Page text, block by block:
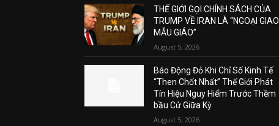
THẾ GIỚI GỌI CHÍNH SÁCH CỦA
TRUMP VỀ IRAN LÀ “NGOẠI GIAO
MẪU GIÁO”
August 5, 2026
Báo Động Đỏ Khi Chỉ Số Kinh Tế
“Then Chốt Nhất” Thế Giới Phát
Tín Hiệu Nguy Hiểm Trước Thềm
bầu Cử Giữa Kỳ
August 5, 2026